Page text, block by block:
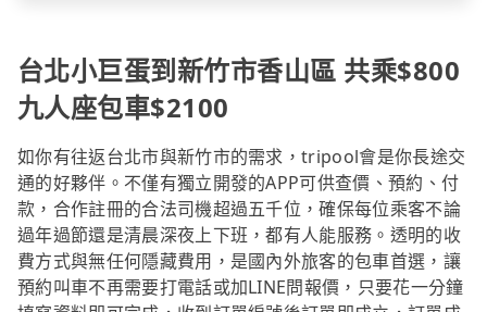
台北小巨蛋到新竹市香山區 共乘$800
九人座包車$2100
如你有往返台北市與新竹市的需求，tripool會是你長途交
通的好夥伴。不僅有獨立開發的APP可供查價、預約、付
款，合作註冊的合法司機超過五千位，確保每位乘客不論
過年過節還是清晨深夜上下班，都有人能服務。透明的收
費方式與無任何隱藏費用，是國內外旅客的包車首選，讓
預約叫車不再需要打電話或加LINE問報價，只要花一分鐘